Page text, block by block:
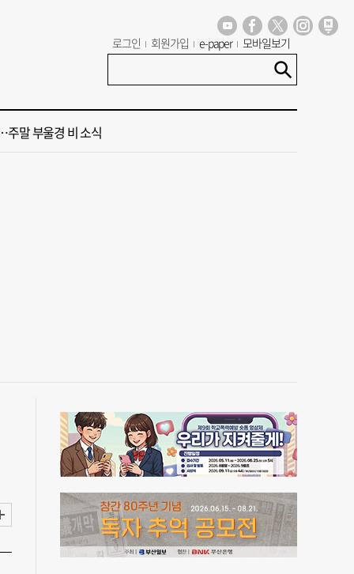
로그인 회원가입 e-paper 모바일보기
오늘의 운세] 8월 7일(음 6월 25일)
사 유치에 웃은 곽규택…희비 갈린 부산 의원들